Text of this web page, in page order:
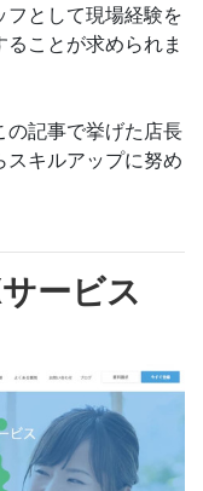
として現場経験を
ことが求められま
の記事で挙げた店長
キルアップに努め
ービス